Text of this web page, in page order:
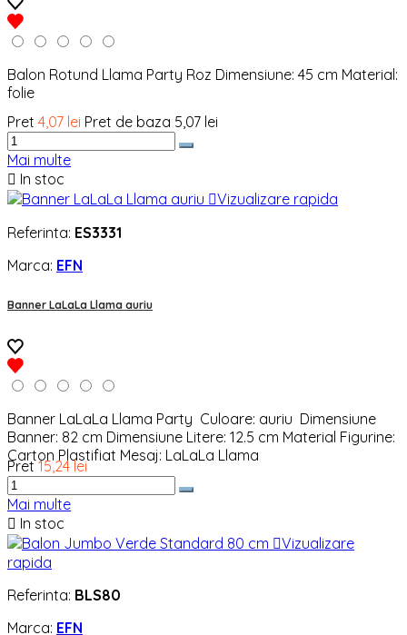
Balon Rotund Llama Party Roz Dimensiune: 45 cm Material:
folie
Pret 4,07 lei Pret de baza 5,07 lei
Mai multe
 In stoc
Vizualizare rapida
Referinta: ES3331
Marca: EFN
Banner LaLaLa Llama auriu
Banner LaLaLa Llama Party Culoare: auriu Dimensiune
Banner: 82 cm Dimensiune Litere: 12.5 cm Material Figurine:
Carton Plastifiat Mesaj: LaLaLa Llama
Pret 15,24 lei
Mai multe
 In stoc
Vizualizare
rapida
Referinta: BLS80
Marca: EFN